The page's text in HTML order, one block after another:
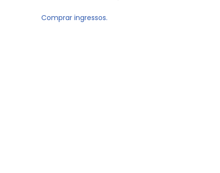
Comprar ingressos.